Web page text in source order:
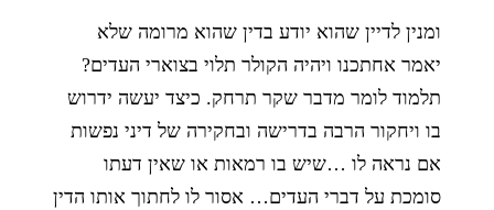
ומנין לדיין שהוא יודע בדין שהוא מרומה שלא
יאמר אחתכנו ויהיה הקולר תלוי בצוארי העדים?
תלמוד לומר מדבר שקר תרחק. כיצד יעשה ידרוש
בו ויחקור הרבה בדרישה ובחקירה של דיני נפשות
אם נראה לו …שיש בו רמאות או שאין דעתו
סומכת על דברי העדים… אסור לו לחתוך אותו הדין